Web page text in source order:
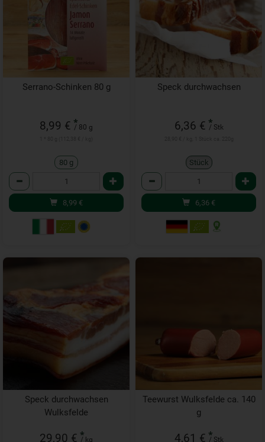
Serrano-Schinken 80 g
8,99 € *
/ 80 g
80 g
Anzahl
8,99 €
Speck durchwachsen
6,36 € *
/ Stk
Stück
Anzahl
6,36 €
Speck durchwachsen
Wulksfelde
29,90 € *
/ kg
Teewurst Wulksfelde ca. 140
g
4,61 € *
/ Stk